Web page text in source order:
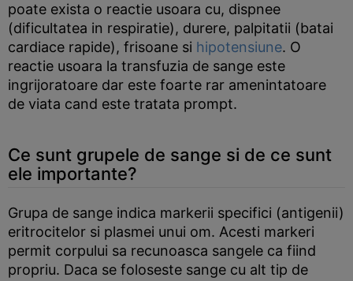
poate exista o reactie usoara cu, dispnee
(dificultatea in respiratie), durere, palpitatii (batai
cardiace rapide), frisoane si hipotensiune. O
reactie usoara la transfuzia de sange este
ingrijoratoare dar este foarte rar amenintatoare
de viata cand este tratata prompt.
Ce sunt grupele de sange si de ce sunt
ele importante?
Grupa de sange indica markerii specifici (antigenii)
eritrocitelor si plasmei unui om. Acesti markeri
permit corpului sa recunoasca sangele ca fiind
propriu. Daca se foloseste sange cu alt tip de